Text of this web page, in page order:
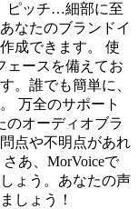
ピッチ…細部に至
なたのブランドイ
成できます。 使
ェースを備えてお
。誰でも簡単に、
万全のサポート
のオーディオブラ
点や不明点があれ
あ、MorVoiceで
ょう。あなたの声
しょう！